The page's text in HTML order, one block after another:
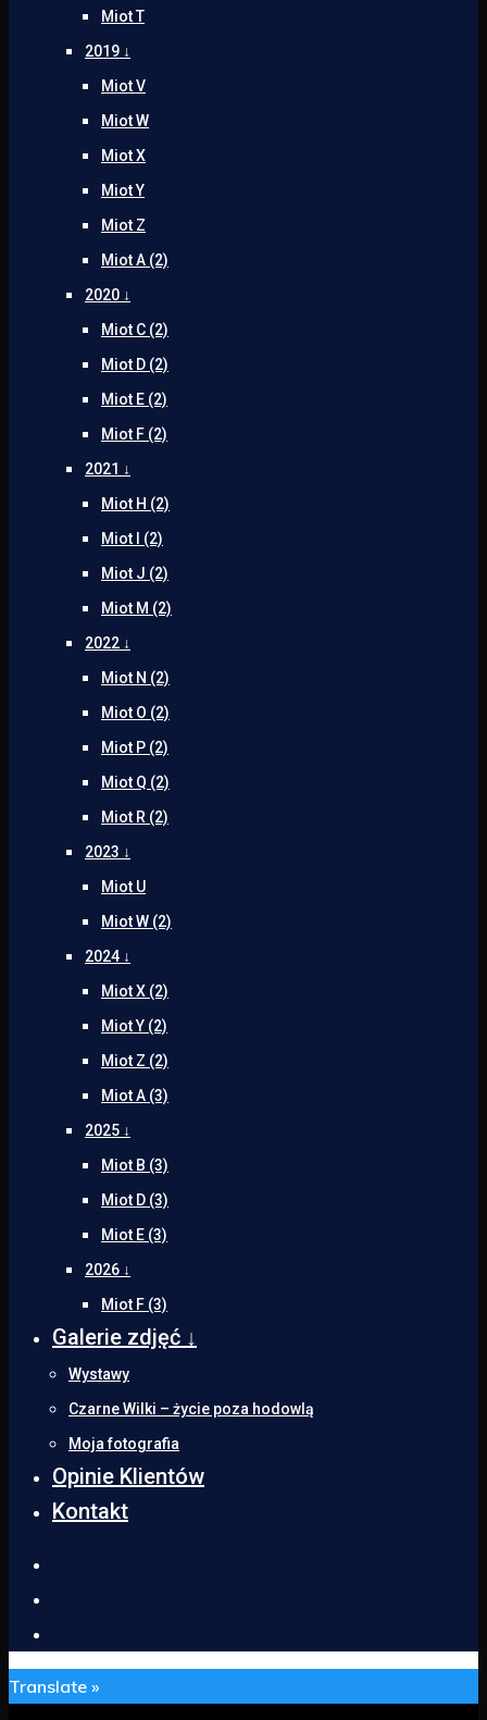
Miot T
2019 ↓
Miot V
Miot W
Miot X
Miot Y
Miot Z
Miot A (2)
2020 ↓
Miot C (2)
Miot D (2)
Miot E (2)
Miot F (2)
2021 ↓
Miot H (2)
Miot I (2)
Miot J (2)
Miot M (2)
2022 ↓
Miot N (2)
Miot O (2)
Miot P (2)
Miot Q (2)
Miot R (2)
2023 ↓
Miot U
Miot W (2)
2024 ↓
Miot X (2)
Miot Y (2)
Miot Z (2)
Miot A (3)
2025 ↓
Miot B (3)
Miot D (3)
Miot E (3)
2026 ↓
Miot F (3)
Galerie zdjęć ↓
Wystawy
Czarne Wilki – życie poza hodowlą
Moja fotografia
Opinie Klientów
Kontakt
Translate »